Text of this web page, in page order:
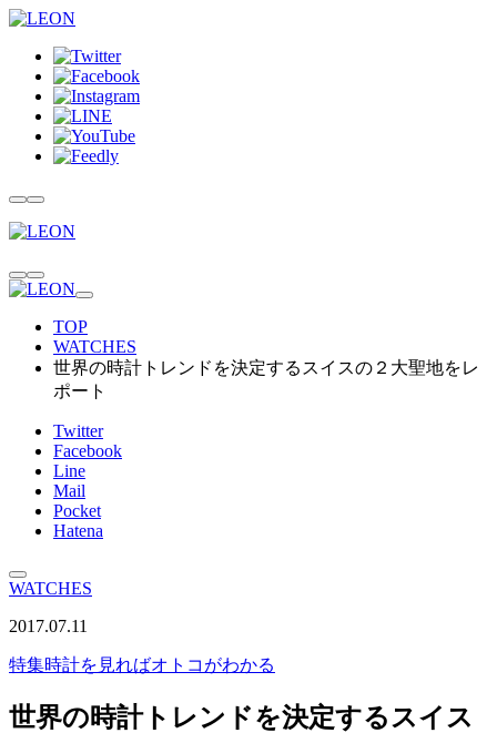
TOP
WATCHES
世界の時計トレンドを決定するスイスの２大聖地をレ
ポート
Twitter
Facebook
Line
Mail
Pocket
Hatena
WATCHES
2017.07.11
特集時計を見ればオトコがわかる
世界の時計トレンドを決定するスイス